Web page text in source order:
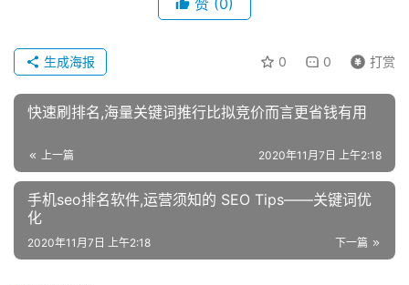
赞 (0)
0 0 打赏
生成海报
快速刷排名,海量关键词推行比拟竞价而言更省钱有用
上一篇 2020年11月7日 上午2:18
手机seo排名软件,运营须知的 SEO Tips——关键词优
化
下一篇
2020年11月7日 上午2:18